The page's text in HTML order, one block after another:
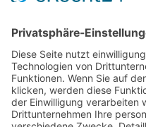
24.09.
Bernbeuren
01.10.
Gronau-Prevorst
08.10.
Nuttlar-Kallenhardt
15.10.
Klotten-Wirfus
15.10.
Missen-Wiederhofen
Nürburgring